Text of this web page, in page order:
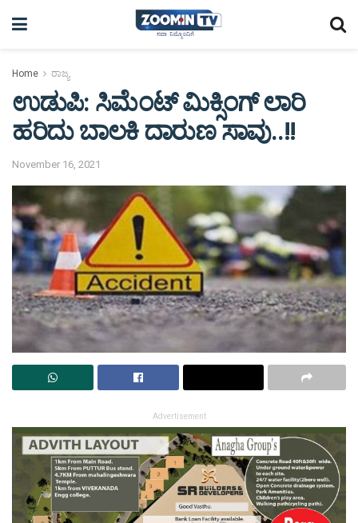
Home ರಾಜ್ಯ
ಉಡುಪಿ: ಸಿಮೆಂಟ್ ಮಿಕ್ಸಿಂಗ್ ಲಾರಿ
ಹರಿದು ಬಾಲಕಿ ದಾರುಣ ಸಾವು..!!
November 16, 2021
Advertisement